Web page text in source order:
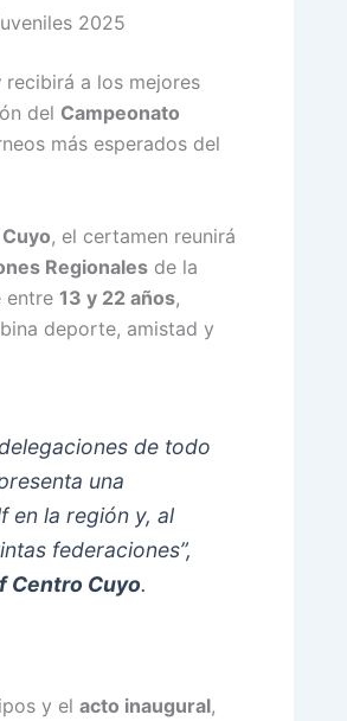
2025
recibirá a los mejores
del Campeonato
más esperados del
, el certamen reunirá
Regionales de la
entre 13 y 22 años,
deporte, amistad y
de todo
una
en la región y, al
federaciones”,
Centro Cuyo.
y el acto inaugural,